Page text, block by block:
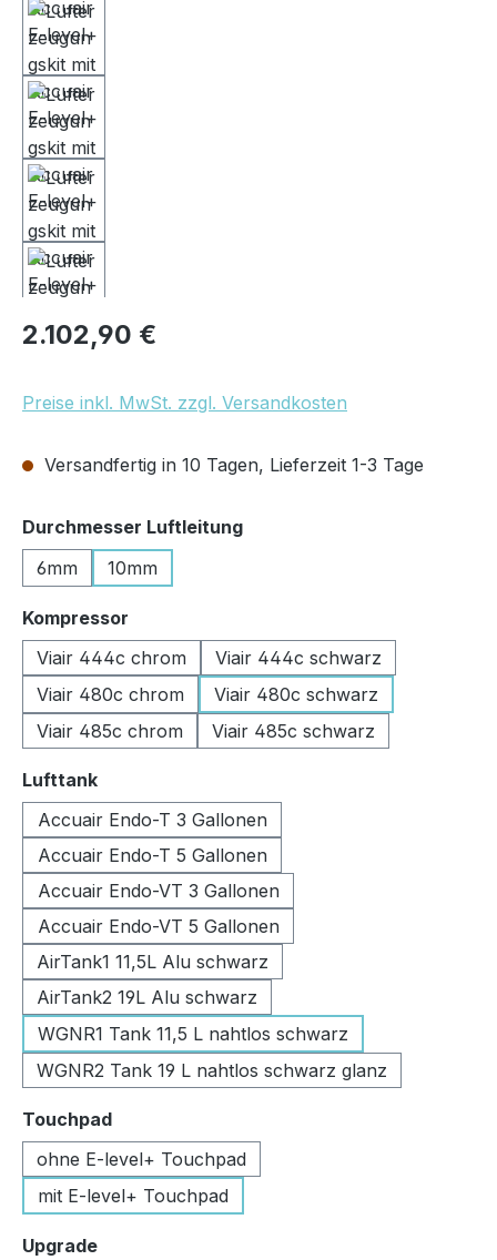
Regulärer Preis:
2.102,90 €
Preise inkl. MwSt. zzgl. Versandkosten
Versandfertig in 10 Tagen, Lieferzeit 1-3 Tage
Durchmesser Luftleitungauswählen
6mm
10mm
Kompressor
Viair 444c chrom
Viair 444c schwarz
Viair 480c chrom
Viair 480c schwarz
Viair 485c chrom
Viair 485c schwarz
Lufttankauswählen
Accuair Endo-T 3 Gallonen
Accuair Endo-T 5 Gallonen
Accuair Endo-VT 3 Gallonen
Accuair Endo-VT 5 Gallonen
AirTank1 11,5L Alu schwarz
AirTank2 19L Alu schwarz
WGNR1 Tank 11,5 L nahtlos schwarz
WGNR2 Tank 19 L nahtlos schwarz glanz
Touchpadauswählen
ohne E-level+ Touchpad
mit E-level+ Touchpad
Upgradeauswählen